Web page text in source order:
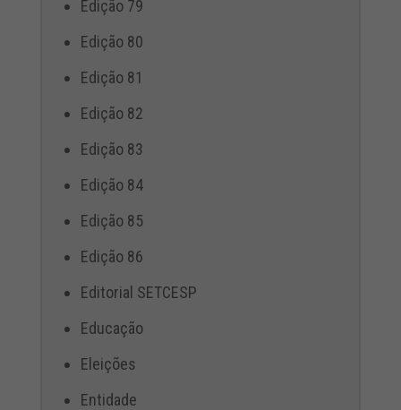
Edição 79
Edição 80
Edição 81
Edição 82
Edição 83
Edição 84
Edição 85
Edição 86
Editorial SETCESP
Educação
Eleições
Entidade